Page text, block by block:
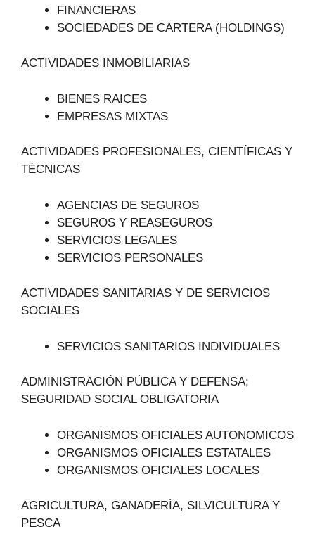
FINANCIERAS
SOCIEDADES DE CARTERA (HOLDINGS)
ACTIVIDADES INMOBILIARIAS
BIENES RAICES
EMPRESAS MIXTAS
ACTIVIDADES PROFESIONALES, CIENTÍFICAS Y
TÉCNICAS
AGENCIAS DE SEGUROS
SEGUROS Y REASEGUROS
SERVICIOS LEGALES
SERVICIOS PERSONALES
ACTIVIDADES SANITARIAS Y DE SERVICIOS
SOCIALES
SERVICIOS SANITARIOS INDIVIDUALES
ADMINISTRACIÓN PÚBLICA Y DEFENSA;
SEGURIDAD SOCIAL OBLIGATORIA
ORGANISMOS OFICIALES AUTONOMICOS
ORGANISMOS OFICIALES ESTATALES
ORGANISMOS OFICIALES LOCALES
AGRICULTURA, GANADERÍA, SILVICULTURA Y
PESCA